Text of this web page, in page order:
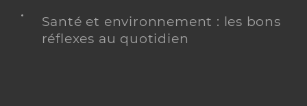
Santé et environnement : les bons
réflexes au quotidien